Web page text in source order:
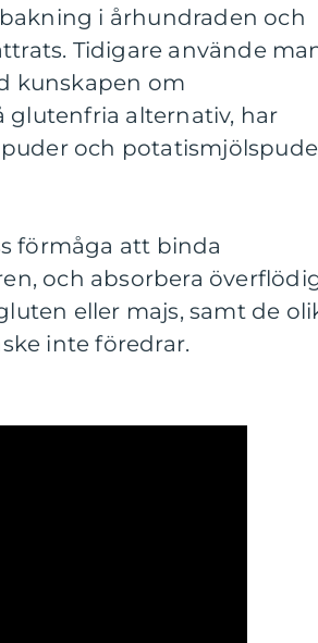
i århundraden och
Tidigare använde
kunskapen om
glutenfria alternativ, har
och
förmåga att binda
och absorbera
eller majs, samt de
inte föredrar.